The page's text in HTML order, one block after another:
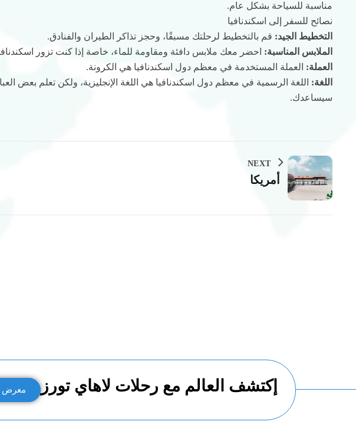
مناسبة للسياحة بشكل عام.
نصائح للسفر إلى اسكندنافيا
التخطيط الجيد: قم بالتخطيط لرحلتك مسبقًا، وحجز تذاكر الطيران والفنادق.
الملابس المناسبة: احضر معك ملابس دافئة ومقاومة للماء، خاصة إذا كنت تزور
العملة: العملة المستخدمة في معظم دول اسكندنافيا هي الكرونة.
اللغة: اللغة الرسمية في معظم دول اسكندنافيا هي اللغة الإنجليزية، ولكن تعلم بعض
سيساعدك.
NEXT
أمريكا
إكتشف العالم مع رحلات لاهاي تورز معرض